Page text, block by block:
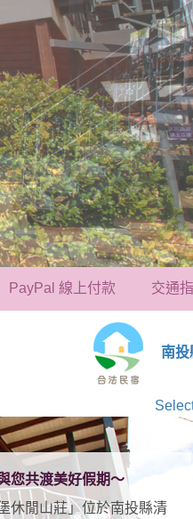
PayPal 線上付款 交通指
南
您共渡美好假期～
休閒山莊」位於南投縣清